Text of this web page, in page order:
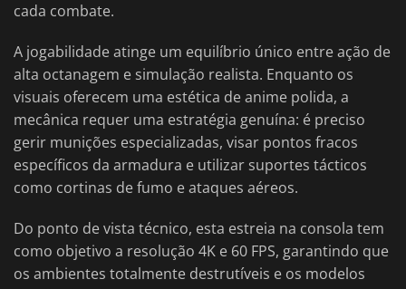
cada combate.
A jogabilidade atinge um equilíbrio único entre ação de
alta octanagem e simulação realista. Enquanto os
visuais oferecem uma estética de anime polida, a
mecânica requer uma estratégia genuína: é preciso
gerir munições especializadas, visar pontos fracos
específicos da armadura e utilizar suportes tácticos
como cortinas de fumo e ataques aéreos.
Do ponto de vista técnico, esta estreia na consola tem
como objetivo a resolução 4K e 60 FPS, garantindo que
os ambientes totalmente destrutíveis e os modelos